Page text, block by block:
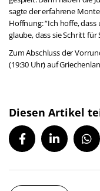
sagte der erfahrene
Hoffnung: “Ich hoffe,
glaube, dass sie Schritt
Zum Abschluss der
(19:30 Uhr) auf
Diesen Artikel